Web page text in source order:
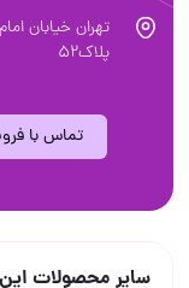
تهران خیابان
پلاک۵۲
تماس با
سایر محصولات